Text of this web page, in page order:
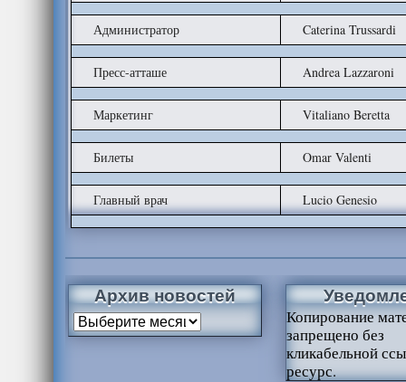
Администратор Caterina Trussardi
Пресс-атташе Andrea Lazzaroni
Маркетинг Vitaliano Beretta
Билеты Omar Valenti
Главный врач Lucio Genesio
Архив новостей
Копирование
запрещено без
кликабельной
ресурс.